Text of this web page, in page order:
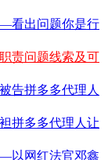
看出问题你是行
责问题线索及可
告拼多多代理人
拼多多代理人让
以网红法官邓鑫